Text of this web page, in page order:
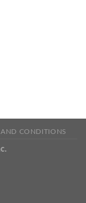
AND CONDITIONS